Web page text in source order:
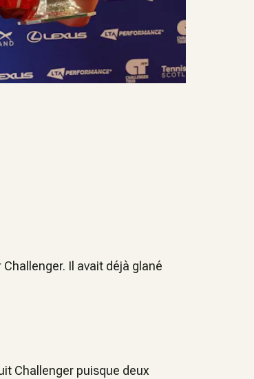
Il avait déjà glané
Challenger puisque deux